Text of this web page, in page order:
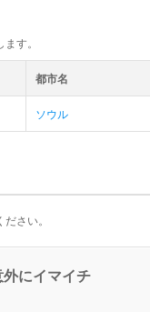
す。
都市名
ソウル
さい。
にイマイチ